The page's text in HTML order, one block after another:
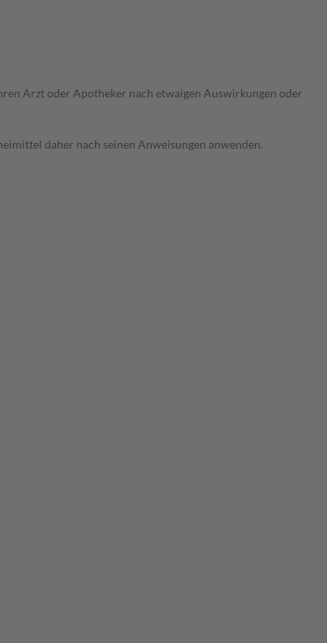
Arzt oder Apotheker nach etwaigen Auswirkungen oder
daher nach seinen Anweisungen anwenden.